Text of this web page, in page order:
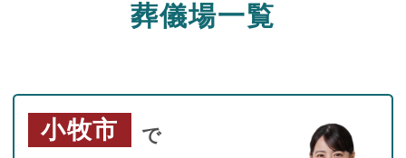
葬儀場一覧
小牧市 で